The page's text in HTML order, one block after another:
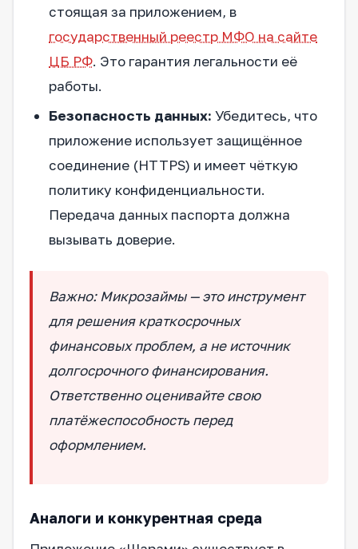
стоящая за приложением, в
государственный реестр МФО на сайте
ЦБ РФ. Это гарантия легальности её
работы.
Безопасность данных: Убедитесь, что
приложение использует защищённое
соединение (HTTPS) и имеет чёткую
политику конфиденциальности.
Передача данных паспорта должна
вызывать доверие.
Важно: Микрозаймы — это инструмент
для решения краткосрочных
финансовых проблем, а не источник
долгосрочного финансирования.
Ответственно оценивайте свою
платёжеспособность перед
оформлением.
Аналоги и конкурентная среда